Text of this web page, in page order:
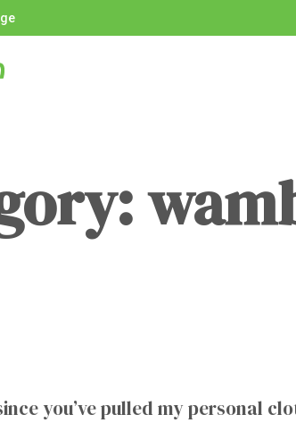
you’ve pulled my personal